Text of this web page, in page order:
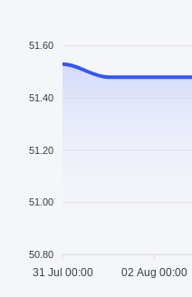
51.60
51.40
51.20
51.00
50.80
31 Jul 00:00 02 Aug 00:00